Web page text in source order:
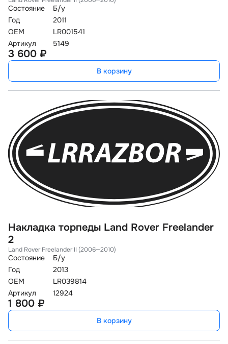
Состояние
Б/у
Год
2011
OEM
LR001541
Артикул
5149
3 600 ₽
В корзину
Накладка торпеды Land Rover Freelander
2
Land Rover Freelander II (2006—2010)
Состояние
Б/у
Год
2013
OEM
LR039814
Артикул
12924
1 800 ₽
В корзину